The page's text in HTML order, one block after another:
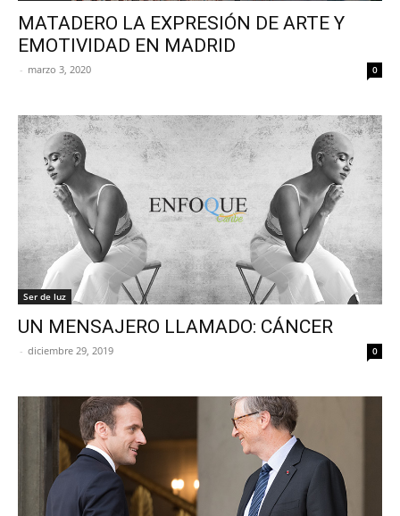
MATADERO LA EXPRESIÓN DE ARTE Y
EMOTIVIDAD EN MADRID
- marzo 3, 2020 0
Ser de luz
UN MENSAJERO LLAMADO: CÁNCER
- diciembre 29, 2019 0